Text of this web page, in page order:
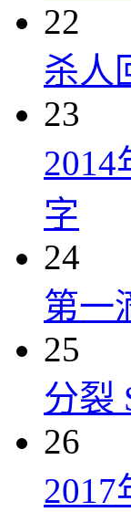
22
杀人
23
字
24
第一
25
分裂
26